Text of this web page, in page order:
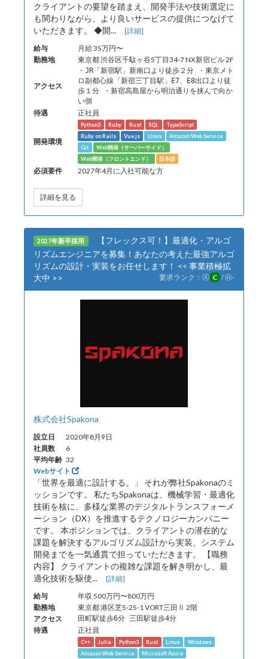
クライアントの要望を踏まえ、開発手法や技術選定に
も関わりながら、より良いサービスの提供につなげて
いただきます。 ◆開... [詳細]
給与
月給 35万円〜
勤務地
東京都 渋谷区千駄ヶ谷5丁目34-7 NX新宿ビル 2F
アクセス
・JR「新宿駅」新南口より徒歩２分 ・東京メト
ロ副都心線「新宿三丁目駅」E7、E8出口より徒
歩１分 ・新宿高島屋から明治通りを挟んで向か
い側
待遇 正社員
開発環境
Python3 Ruby Rust SQL
TypeScript
Ruby on Rails
Vue.js Linux
Amazon Web Service
Git
Web開発（サーバーサイド）
Web開発（フロントエンド）
日本語
必須要件 2027年4月に入社可能な方
詳細を見る
2027年新卒採用
【フレックス可！】最適化・アルゴ
リズムエンジニアを募集！あなたの考えた最強アルゴ
リズムの設計・実装をお任せします！ << 事業積極拡
大中 >>
要求ランク： Ⓐ C /Ⓗ-
株式会社Spakona
設立日
2020年8月9日
社員数
6
平均年齢 32
Webサイト
「世界を最適に設計する。」 それが弊社Spakonaのミ
ッションです。 私たちSpakonaは、機械学習・最適化
技術を核に、多様な業界のデジタルトランスフォーメ
ーション（DX）を推進するテクノロジーカンパニー
です。 本ポジションでは、クライアントの潜在的な
課題を解決するアルゴリズム設計から実装、システム
開発までを一気通貫で担っていただきます。 【職務
内容】 クライアントの複雑な課題を解き明かし、最
適化技術を駆使... [詳細]
給与
年収 500万円〜800万円
勤務地
東京都 港区芝5-25-1 VORT三田Ⅱ 2階
アクセス
田町駅徒歩6分 三田駅徒歩4分
待遇 正社員
C++ Julia Python3 Rust Linux
Windows
Amazon Web Service
Microsoft Azure